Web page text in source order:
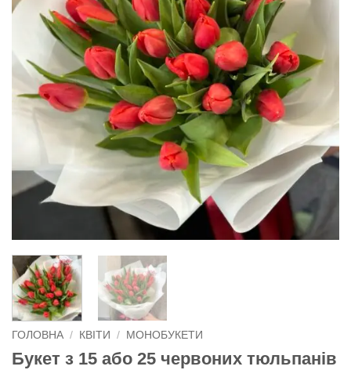
ГОЛОВНА / КВІТИ / МОНОБУКЕТИ
Букет з 15 або 25 червоних тюльпанів